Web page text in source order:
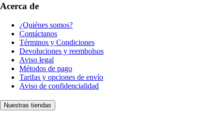
Acerca de
¿Quiénes somos?
Contáctanos
Términos y Condiciones
Devoluciones y reembolsos
Aviso legal
Métodos de pago
Tarifas y opciones de envío
Aviso de confidencialidad
Nuestras tiendas